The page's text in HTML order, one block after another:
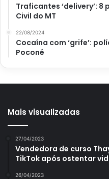
Traficantes ‘delivery’:
Civil do MT
22/08/2024
Cocaína com ‘grife’:
Poconé
Mais visualizadas
27/04/2023
Vendedora de curso
TikTok após ostentar
26/04/2023